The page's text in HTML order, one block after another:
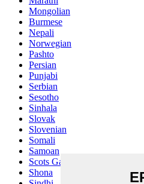
Mongolian
Burmese
Nepali
Norwegian
Pashto
Persian
Punjabi
Serbian
Sesotho
Sinhala
Slovak
Slovenian
Somali
Samoan
Scots Gaelic
Shona